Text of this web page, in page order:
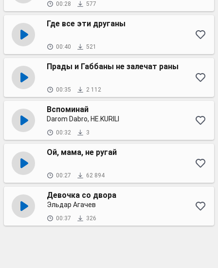
00:28 577
Где все эти друганы
00:40 521
Прады и Габбаны не залечат раны
00:35 2 112
Вспоминай
Darom Dabro, НЕ.KURILI
00:32 3
Ой, мама, не ругай
00:27 62 894
Девочка со двора
Эльдар Агачев
00:37 326